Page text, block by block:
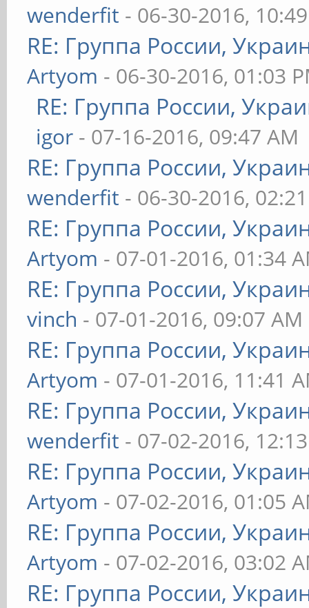
wenderfit - 06-30-2016,
RE: Группа России,
Artyom - 06-30-2016, 01:03
RE: Группа России,
igor - 07-16-2016, 09:47 AM
RE: Группа России,
wenderfit - 06-30-2016,
RE: Группа России,
Artyom - 07-01-2016, 01:34
RE: Группа России,
vinch - 07-01-2016, 09:07 AM
RE: Группа России,
Artyom - 07-01-2016, 11:41
RE: Группа России,
wenderfit - 07-02-2016,
RE: Группа России,
Artyom - 07-02-2016, 01:05
RE: Группа России,
Artyom - 07-02-2016, 03:02
RE: Группа России,